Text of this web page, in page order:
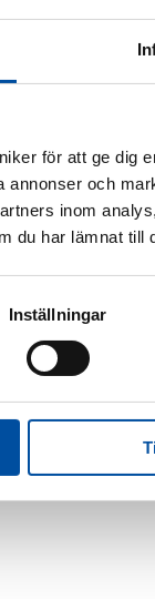
för att ge dig
annonser och
inom
du har lämnat
Inställningar
Jobba